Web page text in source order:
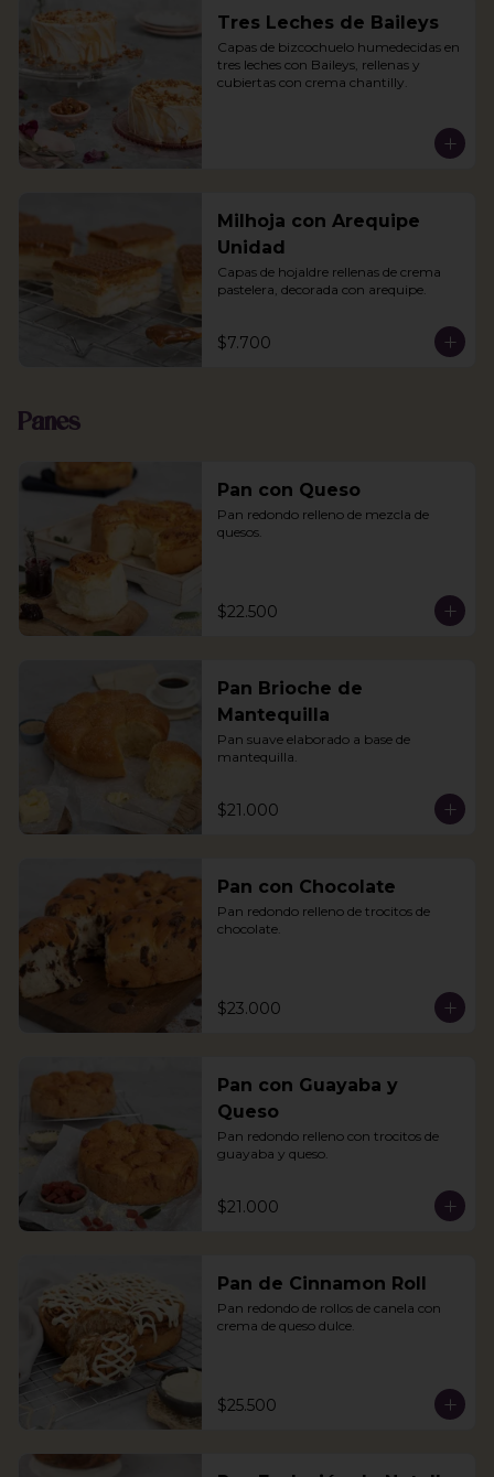
Tres Leches de Baileys
Capas de bizcochuelo humedecidas en
tres leches con Baileys, rellenas y
cubiertas con crema chantilly.
Milhoja con Arequipe
Unidad
Capas de hojaldre rellenas de crema
pastelera, decorada con arequipe.
$7.700
Panes
Pan con Queso
Pan redondo relleno de mezcla de
quesos.
$22.500
Pan Brioche de
Mantequilla
Pan suave elaborado a base de
mantequilla.
$21.000
Pan con Chocolate
Pan redondo relleno de trocitos de
chocolate.
$23.000
Pan con Guayaba y
Queso
Pan redondo relleno con trocitos de
guayaba y queso.
$21.000
Pan de Cinnamon Roll
Pan redondo de rollos de canela con
crema de queso dulce.
$25.500